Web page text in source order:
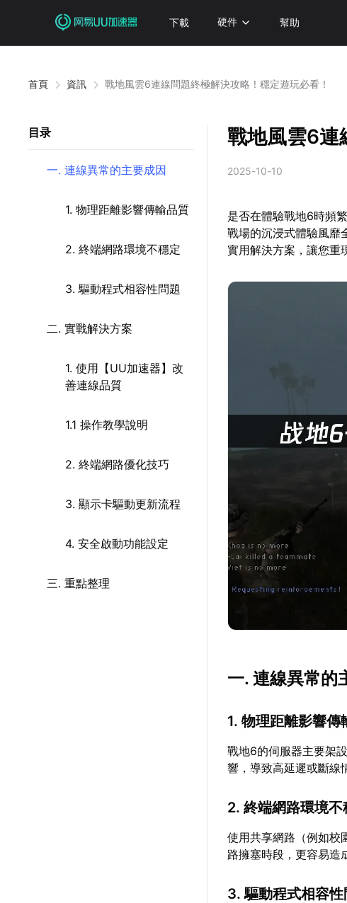
下載 硬件 幫助
首頁 資訊 戰地風雲6連線問題終極解決攻略！穩定遊玩必看！
目录
一. 連線異常的主要成因
1. 物理距離影響傳輸品質
2. 終端網路環境不穩定
3. 驅動程式相容性問題
二. 實戰解決方案
1. 使用【UU加速器】改
善連線品質
1.1 操作教學說明
2. 終端網路優化技巧
3. 顯示卡驅動更新流程
4. 安全啟動功能設定
三. 重點整理
戰地風雲6連
2025-10-10
是否在體驗戰地6時頻
戰場的沉浸式體驗風靡
實用解決方案，讓您重
一. 連線異常的
1. 物理距離影響傳
戰地6的伺服器主要架
響，導致高延遲或斷線
2. 終端網路環境不
使用共享網路（例如校
路擁塞時段，更容易造
3. 驅動程式相容性